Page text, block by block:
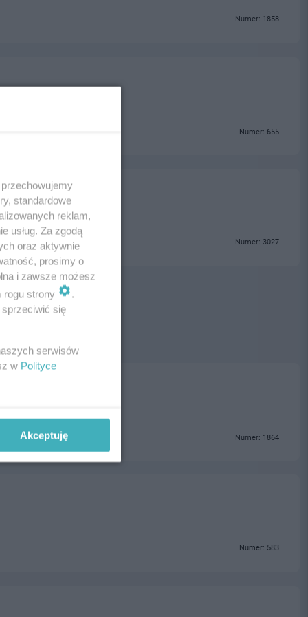
Numer: 1858
Numer: 655
Numer: 3027
Numer: 1864
Numer: 583
standardowe
reklam,
usług. Za zgodą
oraz aktywnie
prosimy o
i zawsze możesz
rogu strony
.
się
serwisów
w Polityce
Akceptuję